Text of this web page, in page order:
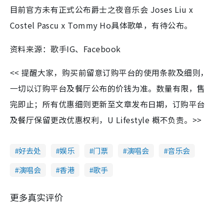
目前官方未有正式公布爵士之夜音乐会 Joses Liu x
Costel Pascu x Tommy Ho具体歌单，有待公布。
资料来源：歌手IG、Facebook
<< 提醒大家，购买前留意订购平台的使用条款及细则，
一切以订购平台及餐厅公布的价钱为准。数量有限，售
完即止；所有优惠细则更新至文章发布日期，订购平台
及餐厅保留更改优惠权利，U Lifestyle 概不负责。>>
好去处 娱乐 门票 演唱会
音乐会
演唱会
香港 歌手
更多真实评价